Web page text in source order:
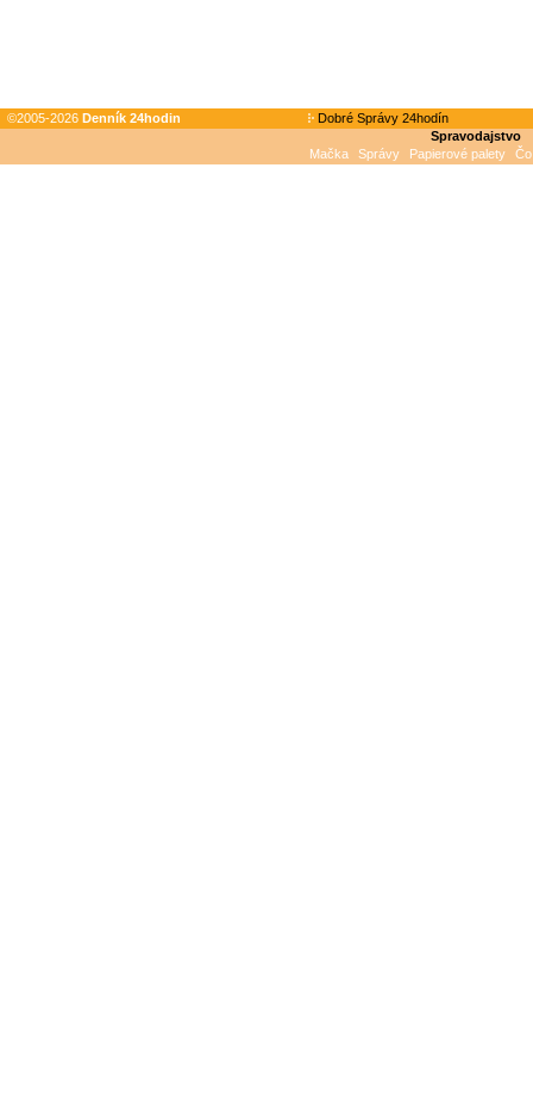
©2005-2026 Denník 24hodin
Dobré Správy 24hodín
Spravodajstvo
Mačka
Správy Papierové palety